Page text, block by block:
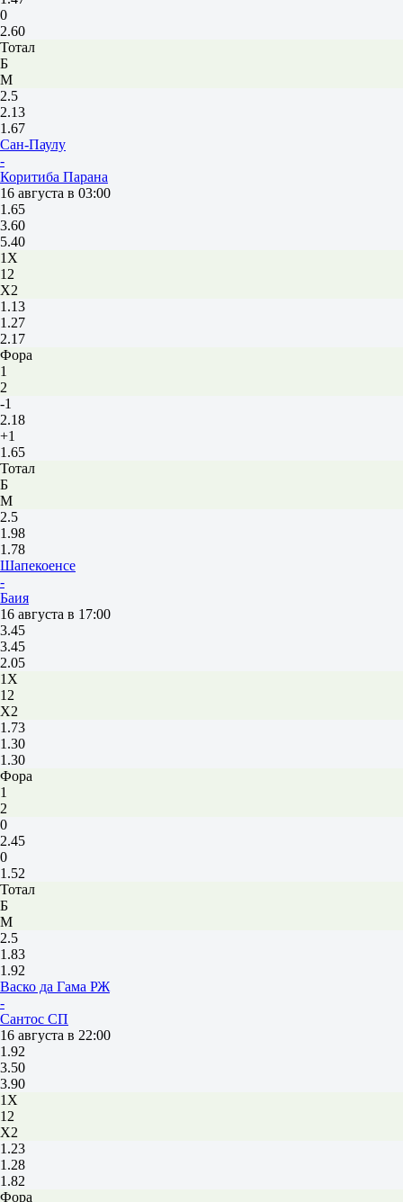
0
2.60
Тотал
Б
М
2.5
2.13
1.67
Сан-Паулу
-
Коритиба Парана
16 августа в 03:00
1.65
3.60
5.40
1X
12
X2
1.13
1.27
2.17
Фора
1
2
-1
2.18
+1
1.65
Тотал
Б
М
2.5
1.98
1.78
Шапекоенсе
-
Баия
16 августа в 17:00
3.45
3.45
2.05
1X
12
X2
1.73
1.30
1.30
Фора
1
2
0
2.45
0
1.52
Тотал
Б
М
2.5
1.83
1.92
Васко да Гама РЖ
-
Сантос СП
16 августа в 22:00
1.92
3.50
3.90
1X
12
X2
1.23
1.28
1.82
Фора